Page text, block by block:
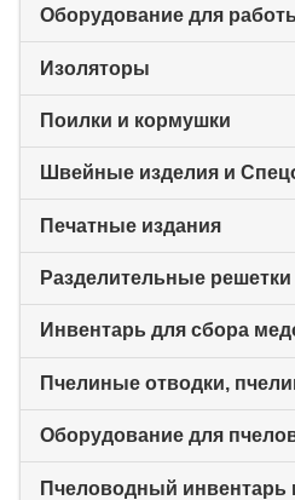
Оборудование для
Изоляторы
Поилки и кормушки
Швейные изделия и
Печатные издания
Разделительные решетки
Инвентарь для сбора
Оборудование для